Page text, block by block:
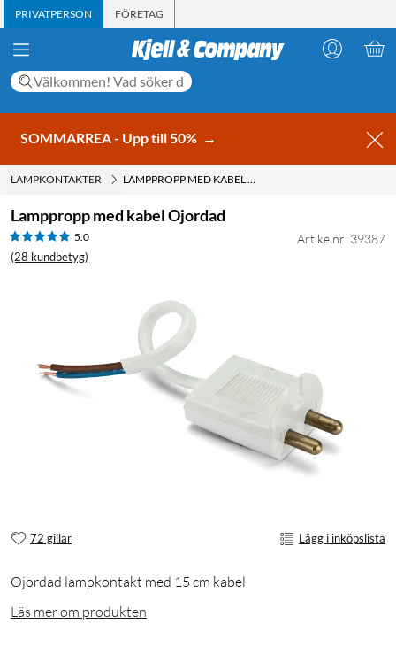
PRIVATPERSON FÖRETAG
SOMMARREA - Upp till 50% →
LAMPKONTAKTER LAMPPROPP MED KABEL OJORDAD
Lamppropp med kabel Ojordad
5.0
(28 kundbetyg)
Artikelnr: 39387
72 gillar Lägg i inköpslista
Ojordad lampkontakt med 15 cm kabel
Läs mer om produkten